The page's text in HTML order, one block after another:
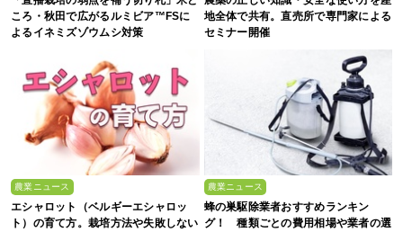
ころ・秋田で広がるルミビア™FSに
よるイネミズゾウムシ対策
地全体で共有。直売所で専門家による
セミナー開催
農業ニュース
エシャロット（ベルギーエシャロッ
ト）の育て方。栽培方法や失敗しない
農業ニュース
蜂の巣駆除業者おすすめランキン
グ！ 種類ごとの費用相場や業者の選